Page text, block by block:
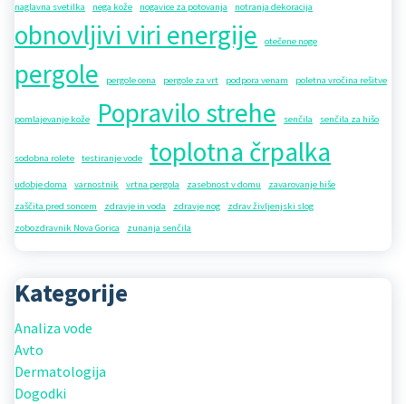
naglavna svetilka
nega kože nogavice za potovanja notranja dekoracija
obnovljivi viri energije otečene noge
pergole pergole cena pergole za vrt podpora venam poletna vročina rešitve
pomlajevanje kože Popravilo strehe senčila senčila za hišo
sodobna rolete testiranje vode toplotna črpalka
udobje doma varnostnik vrtna pergola zasebnost v domu
zavarovanje hiše
zaščita pred soncem
zdravje in voda zdravje nog
zdrav življenjski slog
zobozdravnik Nova Gorica
zunanja senčila
Kategorije
Analiza vode
Avto
Dermatologija
Dogodki